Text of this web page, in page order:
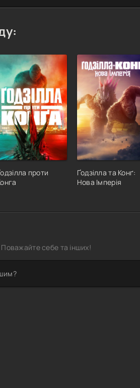
проти
Ґодзілла та Конґ:
Нова Імперія
себе та інших!